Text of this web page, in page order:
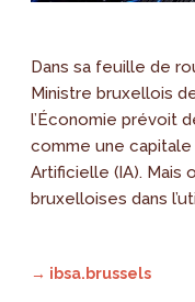
Dans sa feuille de
Ministre bruxellois
l’Économie prévoit
comme une capitale
Artificielle (IA). Mais
bruxelloises dans
→ ibsa.brussels